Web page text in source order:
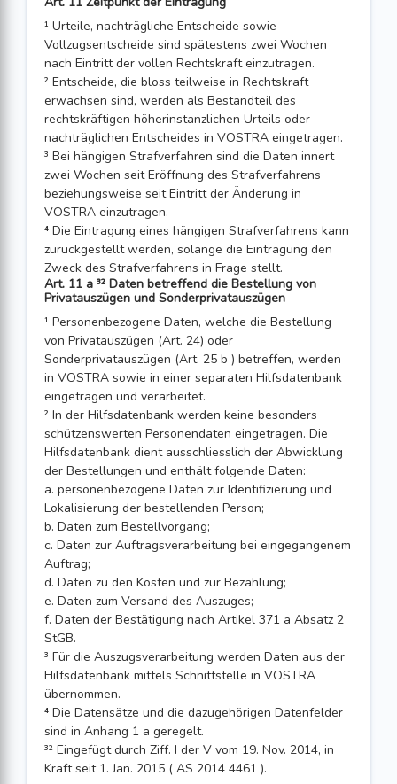
¹ Urteile, nachträgliche Entscheide sowie
Vollzugsentscheide sind spätestens zwei Wochen
nach Eintritt der vollen Rechtskraft einzutragen.
² Entscheide, die bloss teilweise in Rechtskraft
erwachsen sind, werden als Bestandteil des
rechtskräftigen höherinstanzlichen Urteils oder
nachträglichen Entscheides in VOSTRA eingetragen.
³ Bei hängigen Strafverfahren sind die Daten innert
zwei Wochen seit Eröffnung des Strafverfahrens
beziehungsweise seit Eintritt der Änderung in
VOSTRA einzutragen.
⁴ Die Eintragung eines hängigen Strafverfahrens kann
zurückgestellt werden, so­lange die Eintragung den
Zweck des Strafverfahrens in Frage stellt.
Art. 11 a ³² Daten betreffend die Bestellung von
Privatauszügen und Sonderprivatauszügen
¹ Personenbezogene Daten, welche die Bestellung
von Privatauszügen (Art. 24) oder
Sonderprivatauszügen (Art. 25 b ) betreffen, werden
in VOSTRA sowie in einer separaten Hilfsdatenbank
eingetragen und verarbeitet.
² In der Hilfsdatenbank werden keine besonders
schützenswerten Personendaten eingetragen. Die
Hilfsdatenbank dient ausschliesslich der Abwicklung
der Bestellungen und enthält folgende Daten:
a. personenbezogene Daten zur Identifizierung und
Lokalisierung der bestellenden Person;
b. Daten zum Bestellvorgang;
c. Daten zur Auftragsverarbeitung bei eingegangenem
Auftrag;
d. Daten zu den Kosten und zur Bezahlung;
e. Daten zum Versand des Auszuges;
f. Daten der Bestätigung nach Artikel 371 a Absatz 2
StGB.
³ Für die Auszugsverarbeitung werden Daten aus der
Hilfsdatenbank mittels Schnittstelle in VOSTRA
übernommen.
⁴ Die Datensätze und die dazugehörigen Datenfelder
sind in Anhang 1 a geregelt.
³² Eingefügt durch Ziff. I der V vom 19. Nov. 2014, in
Kraft seit 1. Jan. 2015 ( AS 2014 4461 ).